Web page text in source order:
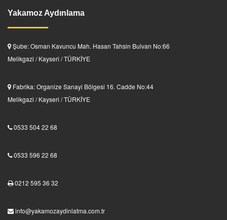
Yakamoz Aydınlama
Şube: Osman Kavuncu Mah. Hasan Tahsin Bulvarı No:66
Melikgazi / Kayseri / TÜRKİYE
Fabrika: Organize Sanayi Bölgesi 16. Cadde No:44
Melikgazi / Kayseri / TÜRKİYE
0533 504 22 68
0533 596 22 68
0212 595 36 32
info@yakamozaydinlatma.com.tr